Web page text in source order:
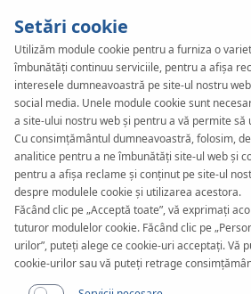
Setări cookie
Utilizăm module cookie pentru a furniza o
îmbunătăți continuu serviciile, pentru a afișa
interesele dumneavoastră pe site-ul nostru
social media. Unele module cookie sunt
a site-ului nostru web și pentru a vă permite
Cu consimțământul dumneavoastră, folosim,
analitice pentru a ne îmbunătăți site-ul web și
pentru a afișa reclame și conținut pe site-ul
despre modulele cookie și utilizarea acestora.
Făcând clic pe „Acceptă toate”, vă exprimați
tuturor modulelor cookie. Făcând clic pe
urilor”, puteți alege ce cookie-uri acceptați. Vă
cookie-urilor sau vă puteți retrage